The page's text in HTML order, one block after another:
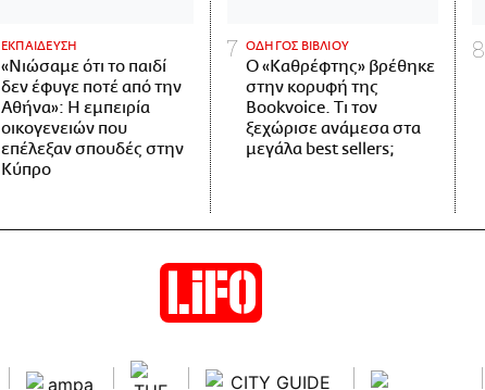
ΕΚΠΑΙΔΕΥΣΗ
«Νιώσαμε ότι το παιδί
δεν έφυγε ποτέ από την
Αθήνα»: Η εμπειρία
οικογενειών που
επέλεξαν σπουδές στην
Κύπρο
ΟΔΗΓΟΣ ΒΙΒΛΙΟΥ
Ο «Καθρέφτης» βρέθηκε
στην κορυφή της
Bookvoice. Τι τον
ξεχώρισε ανάμεσα στα
μεγάλα best sellers;